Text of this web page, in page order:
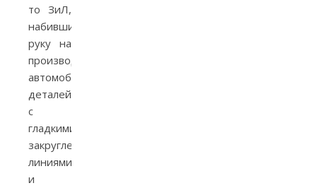
то ЗиЛ,
набивший
руку на
производстве
автомобильных
деталей
с
гладкими,
закругленными
линиями,
и